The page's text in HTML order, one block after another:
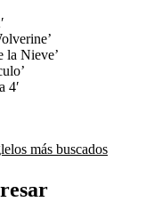
la Nieve’
4′
los más buscados